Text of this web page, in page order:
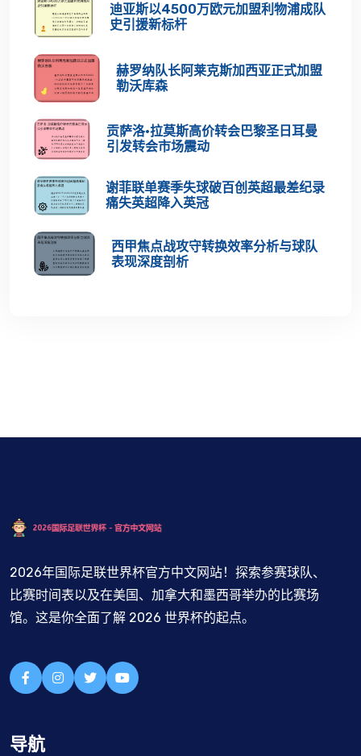
迪亚斯以4500万欧元加盟利物浦成队
史引援新标杆
赫罗纳队长阿莱克斯加西亚正式加盟
勒沃库森
贡萨洛·拉莫斯高价转会巴黎圣日耳曼
引发转会市场震动
谢菲联单赛季失球破百创英超最差纪录
痛失英超降入英冠
西甲焦点战攻守转换效率分析与球队
表现深度剖析
2026年国际足联世界杯官方中文网站！探索参赛球队、
比赛时间表以及在美国、加拿大和墨西哥举办的比赛场
馆。这是你全面了解 2026 世界杯的起点。
导航